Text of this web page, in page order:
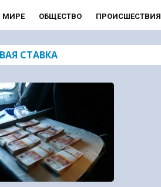
МИРЕ ОБЩЕСТВО ПРОИСШЕСТВИЯ
СТАВКА